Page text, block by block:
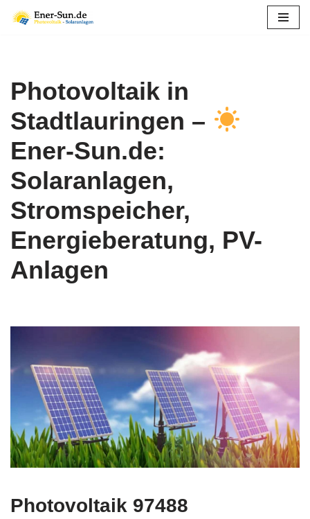
Photovoltaik in
Stadtlauringen –
Ener-Sun.de:
Solaranlagen,
Stromspeicher,
Energieberatung, PV-
Anlagen
Photovoltaik 97488